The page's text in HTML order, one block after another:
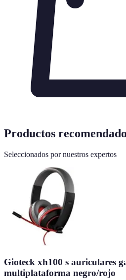
Productos
Seleccionados por nuestros expertos
Gioteck xh100 s auriculares
multiplataforma negro/rojo